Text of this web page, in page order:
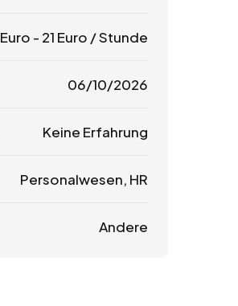
Euro - 21 Euro / Stunde
06/10/2026
Keine Erfahrung
Personalwesen, HR
Andere